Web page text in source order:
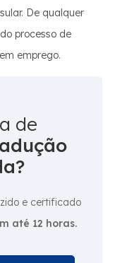
De qualquer
processo de
emprego.
de
e certificado
até 12 horas.